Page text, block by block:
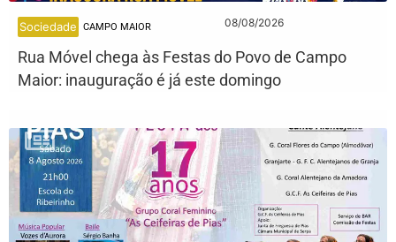
Sociedade CAMPO MAIOR 08/08/2026
Rua Móvel chega às Festas do Povo de Campo
Maior: inauguração é já este domingo